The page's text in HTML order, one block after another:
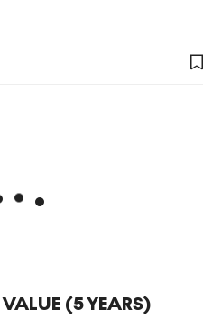
VALUE (5 YEARS)